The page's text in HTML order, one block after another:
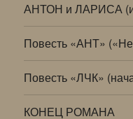
АНТОН и ЛАРИСА
Повесть «АНТ»
Повесть «ЛЧК»
КОНЕЦ РОМАНА